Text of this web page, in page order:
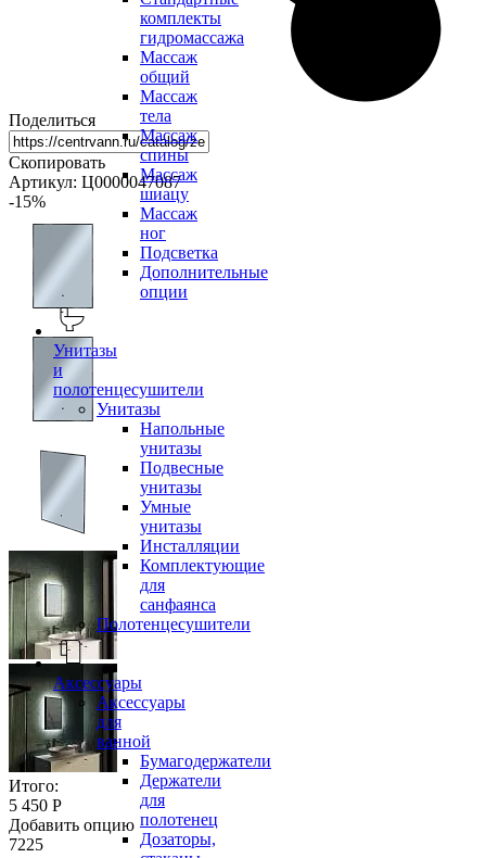
комплекты
гидромассажа
Массаж
общий
Массаж
тела
Массаж
спины
Массаж
шиацу
Массаж
ног
Подсветка
Дополнительные
опции
Унитазы
и
полотенцесушители
Унитазы
Напольные
унитазы
Подвесные
унитазы
Умные
унитазы
Инсталляции
Комплектующие
для
санфаянса
Полотенцесушители
Аксессуары
Аксессуары
для
ванной
Бумагодержатели
Держатели
для
полотенец
Дозаторы,
Поделиться
Скопировать
Артикул: Ц0000047087
-15%
Итого:
5 450 Р
Добавить опцию
7225